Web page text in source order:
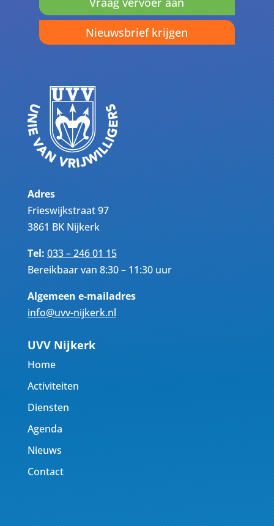
Nieuwsbrief krijgen
Adres
Frieswijkstraat 97
3861 BK Nijkerk
Tel:033 – 246 01 15
Bereikbaar van 8:30 – 11:30 uur
Algemeen e-mailadres
info@uvv-nijkerk.nl
UVV Nijkerk
Home
Activiteiten
Diensten
Agenda
Nieuws
Contact